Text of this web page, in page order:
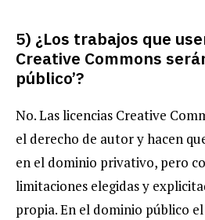
5) ¿Los trabajos que
Creative Commons
público’?
No. Las licencias Creative
el derecho de autor y hacen
en el dominio privativo, pero
limitaciones elegidas y
propia. En el dominio público